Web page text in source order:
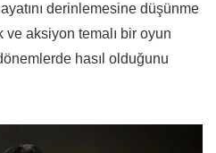
derinlemesine düşünme
ve aksiyon temalı bir oyun
hasıl olduğunu